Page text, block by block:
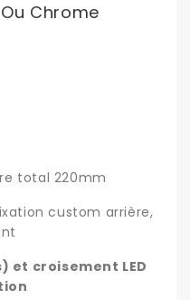
Ou Chrome
total 220mm
custom arrière,
et croisement LED